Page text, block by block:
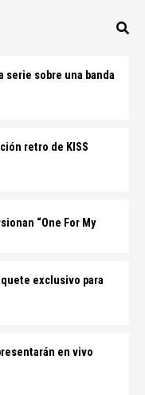
serie sobre una banda
retro de KISS
“One For My
exclusivo para
en vivo